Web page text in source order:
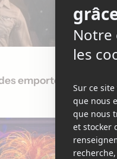
emportent les